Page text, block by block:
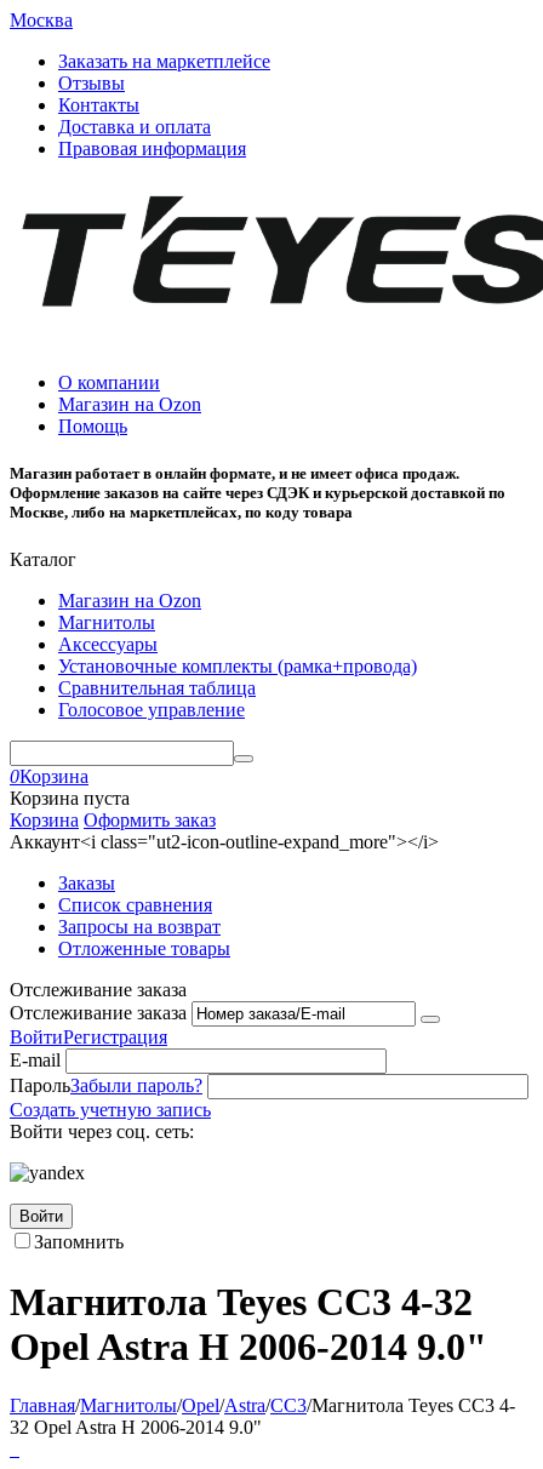
Москва
Заказать на маркетплейсе
Отзывы
Контакты
Доставка и оплата
Правовая информация
О компании
Магазин на Ozon
Помощь
Магазин работает в онлайн формате, и не имеет офиса продаж.
Оформление заказов на сайте через СДЭК и курьерской доставкой по
Москве, либо на маркетплейсах, по коду товара
Каталог
Магазин на Ozon
Магнитолы
Аксессуары
Установочные комплекты (рамка+провода)
Сравнительная таблица
Голосовое управление
0Корзина
Корзина пуста
Корзина Оформить заказ
Аккаунт<i class="ut2-icon-outline-expand_more"></i>
Заказы
Список сравнения
Запросы на возврат
Отложенные товары
Отслеживание заказа
Отслеживание заказа
ВойтиРегистрация
E-mail
ПарольЗабыли пароль?
Создать учетную запись
Войти через соц. сеть:
Войти
Запомнить
Магнитола Teyes CC3 4-32
Opel Astra H 2006-2014 9.0"
Главная/Магнитолы/Opel/Astra/CC3/Магнитола Teyes CC3 4-
32 Opel Astra H 2006-2014 9.0"